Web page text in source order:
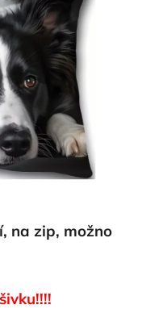
na zip, možno